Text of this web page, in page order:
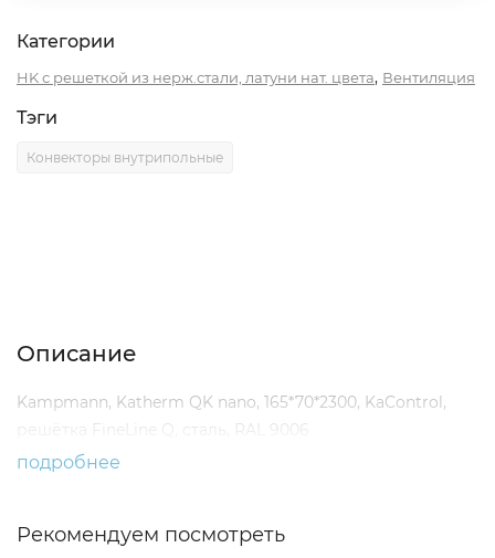
Категории
HK с решеткой из нерж.стали, латуни нат. цвета, Вентиляция
Тэги
Конвекторы внутрипольные
Описание
Kampmann, Katherm QK nano, 165*70*2300, KaControl,
решётка FineLine Q, сталь, RAL 9006
подробнее
Рекомендуем посмотреть